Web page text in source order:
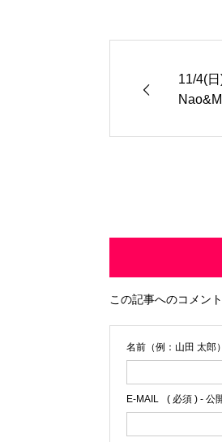
11/4(
この記事へのコメン
名前（例：山田 太郎）
E-MAIL ( 必須 ) - 公